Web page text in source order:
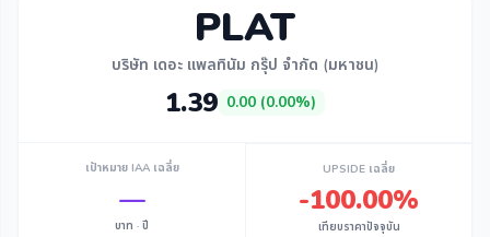
PLAT
บริษัท เดอะ แพลทินัม กรุ๊ป จำกัด (มหาชน)
1.39 0.00 (0.00%)
เป้าหมาย IAA เฉลี่ย
—
บาท · ปี
UPSIDE เฉลี่ย
-100.00%
เทียบราคาปัจจุบัน